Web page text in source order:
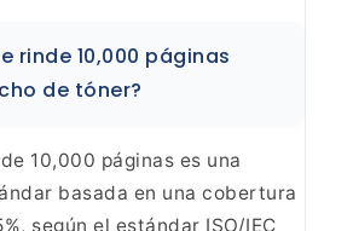
rinde 10,000 páginas
de tóner?
10,000 páginas es una
basada en una cobertura
según el estándar ISO/IEC